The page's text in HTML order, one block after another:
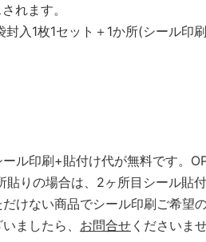
れます。
封入1枚1セット＋1か所(シール
ル印刷+貼付け代が無料です。
貼りの場合は、2ヶ所目シール貼
だけない商品でシール印刷ご希望
ましたら、 お問合せ くださいませ